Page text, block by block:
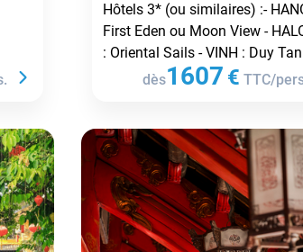
Hôtels 3* (ou similaires) :-
First Eden ou Moon View -
: Oriental Sails - VINH : Duy Tan
dès1607 € TTC/